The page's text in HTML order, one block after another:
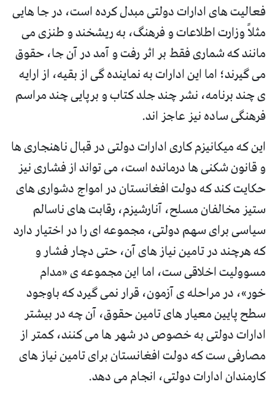
فعالیت های ادارات دولتی مبدل کرده است، در جا هایی
مثلاً وزارت اطلاعات و فرهنگ، به ریشخند و طنزی می
مانند که شماری فقط بر اثر رفت و آمد در آن جا، حقوق
می گیرند؛ اما این ادارات به نماینده گی از بقیه، از ارایه
ی چند برنامه، نشر چند جلد کتاب و برپایی چند مراسم
فرهنگی ساده نیز عاجز اند.
این که میکانیزم کاری ادارات دولتی در قبال ناهنجاری ها
و قانون شکنی ها درمانده است، می تواند از فشاری نیز
حکایت کند که دولت افغانستان در امواج دشواری های
ستیز مخالفان مسلح، آنارشیزم، رقابت های ناسالم
سیاسی برای سهم دولتی، مجموعه ای را در اختیار دارد
که هرچند در تامین نیاز های آن، حتی دچار فشار و
مسوولیت اخلاقی ست، اما این مجموعه ی «مدام
خور»، در مراحله ی آزمون، قرار نمی گیرد که باوجود
سطح پایین معیار های تامین حقوق، آن چه در بیشتر
ادارات دولتی به خصوص در شهر ها می کنند، کمتر از
مصارفی ست که دولت افغانستان برای تامین نیاز های
کارمندان ادارات دولتی، انجام می دهد.